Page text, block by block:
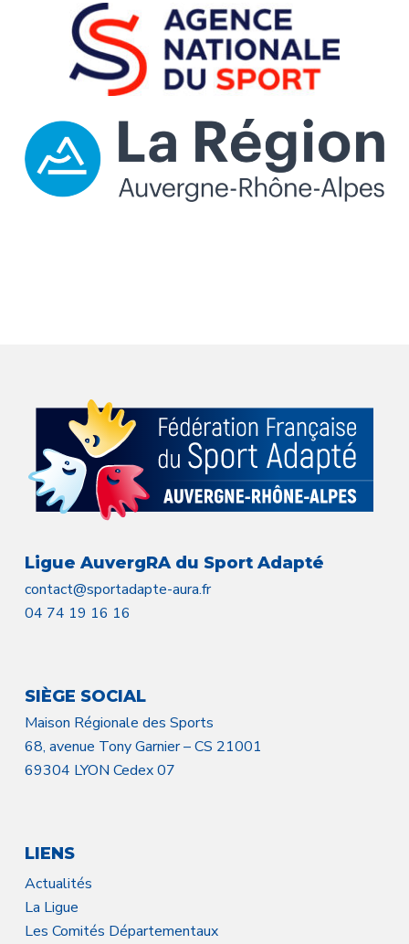
Ligue AuvergRA du Sport Adapté
contact@sportadapte-aura.fr
04 74 19 16 16
SIÈGE SOCIAL
Maison Régionale des Sports
68, avenue Tony Garnier – CS 21001
69304 LYON Cedex 07
LIENS
Actualités
La Ligue
Les Comités Départementaux